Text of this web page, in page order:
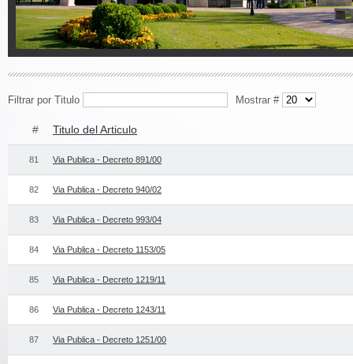
Filtrar por Titulo Mostrar #
# Titulo del Articulo
81 Via Publica - Decreto 891/00
82 Via Publica - Decreto 940/02
83 Via Publica - Decreto 993/04
84 Via Publica - Decreto 1153/05
85 Via Publica - Decreto 1219/11
86 Via Publica - Decreto 1243/11
87 Via Publica - Decreto 1251/00